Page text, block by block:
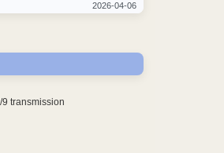
2026-04-06
transmission